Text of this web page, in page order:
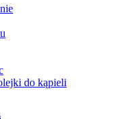
do kąpieli